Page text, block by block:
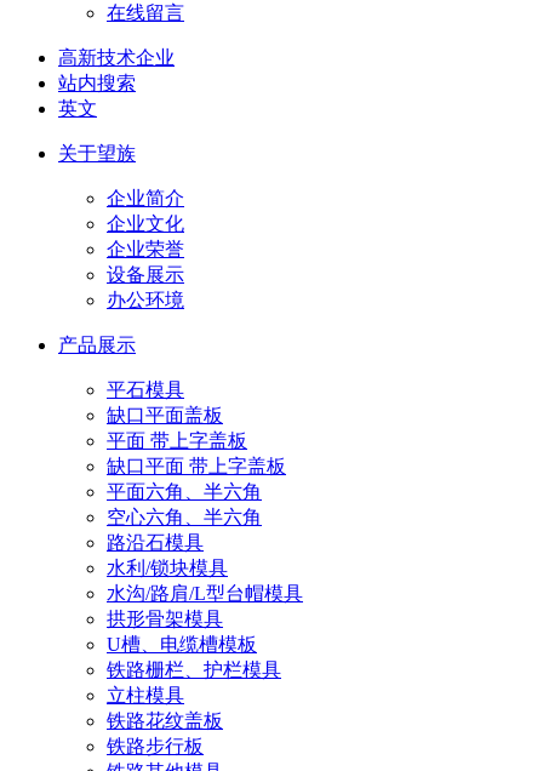
在线留言
高新技术企业
站内搜索
英文
关于望族
企业简介
企业文化
企业荣誉
设备展示
办公环境
产品展示
平石模具
缺口平面盖板
平面 带上字盖板
缺口平面 带上字盖板
平面六角、半六角
空心六角、半六角
路沿石模具
水利/锁块模具
水沟/路肩/L型台帽模具
拱形骨架模具
U槽、电缆槽模板
铁路栅栏、护栏模具
立柱模具
铁路花纹盖板
铁路步行板